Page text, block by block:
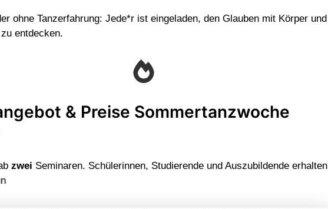
ohne Tanzerfahrung: Jede*r ist eingeladen, den Glauben mit Körper und
entdecken.
& Preise Sommertanzwoche
zwei Seminaren. Schülerinnen, Studierende und Auszubildende erhalten